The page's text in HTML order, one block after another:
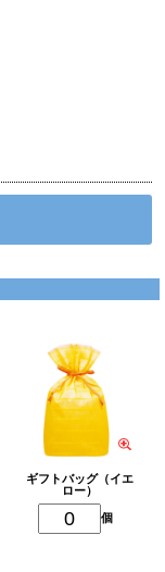
ギフトバッグ（イエ
ロー）
個